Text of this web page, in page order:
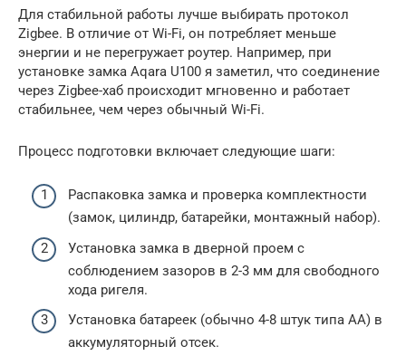
Для стабильной работы лучше выбирать протокол
Zigbee. В отличие от Wi-Fi, он потребляет меньше
энергии и не перегружает роутер. Например, при
установке замка Aqara U100 я заметил, что соединение
через Zigbee-хаб происходит мгновенно и работает
стабильнее, чем через обычный Wi-Fi.
Процесс подготовки включает следующие шаги:
Распаковка замка и проверка комплектности
(замок, цилиндр, батарейки, монтажный набор).
Установка замка в дверной проем с
соблюдением зазоров в 2-3 мм для свободного
хода ригеля.
Установка батареек (обычно 4-8 штук типа AA) в
аккумуляторный отсек.